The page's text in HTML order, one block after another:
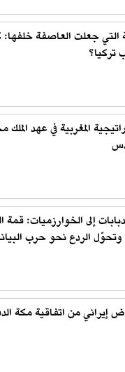
التي جعلت العاصفة
المغربية في عهد الملك
إلى الخوارزميات: قمة
وتحوّل الردع نحو حرب
إيراني من اتفاقية مكة